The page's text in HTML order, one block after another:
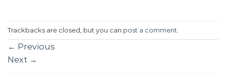
Trackbacks are closed, but you can post a comment
← Previous
Next →